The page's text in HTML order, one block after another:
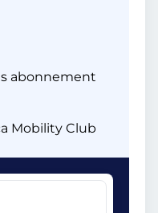
abonnement
Mobility Club